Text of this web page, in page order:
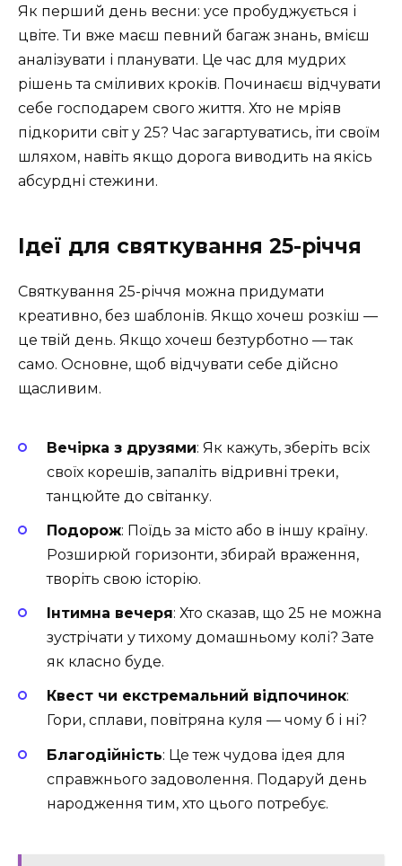
Як перший день весни: усе пробуджується і
цвіте. Ти вже маєш певний багаж знань, вмієш
аналізувати і планувати. Це час для мудрих
рішень та сміливих кроків. Починаєш відчувати
себе господарем свого життя. Хто не мріяв
підкорити світ у 25? Час загартуватись, іти своїм
шляхом, навіть якщо дорога виводить на якісь
абсурдні стежини.
Ідеї для святкування 25-річчя
Святкування 25-річчя можна придумати
креативно, без шаблонів. Якщо хочеш розкіш —
це твій день. Якщо хочеш безтурботно — так
само. Основне, щоб відчувати себе дійсно
щасливим.
Вечірка з друзями: Як кажуть, зберіть всіх
своїх корешів, запаліть відривні треки,
танцюйте до світанку.
Подорож: Поїдь за місто або в іншу країну.
Розширюй горизонти, збирай враження,
творіть свою історію.
Інтимна вечеря: Хто сказав, що 25 не можна
зустрічати у тихому домашньому колі? Зате
як класно буде.
Квест чи екстремальний відпочинок:
Гори, сплави, повітряна куля — чому б і ні?
Благодійність: Це теж чудова ідея для
справжнього задоволення. Подаруй день
народження тим, хто цього потребує.